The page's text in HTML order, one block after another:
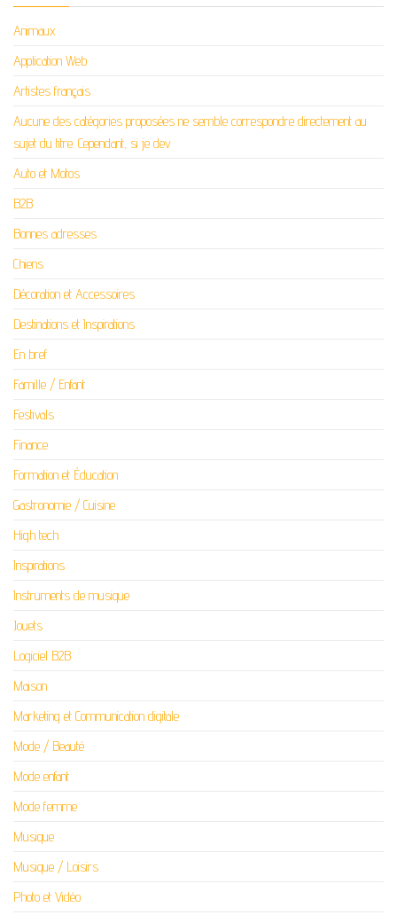
Animaux
Application Web
Artistes français
Aucune des catégories proposées ne semble correspondre directement au
sujet du titre. Cependant, si je dev
Auto et Motos
B2B
Bonnes adresses
Chiens
Décoration et Accessoires
Destinations et Inspirations
En bref
Famille / Enfant
Festivals
Finance
Formation et Éducation
Gastronomie / Cuisine
High tech
Inspirations
Instruments de musique
Jouets
Logiciel B2B
Maison
Marketing et Communication digitale
Mode / Beauté
Mode enfant
Mode femme
Musique
Musique / Loisirs
Photo et Vidéo